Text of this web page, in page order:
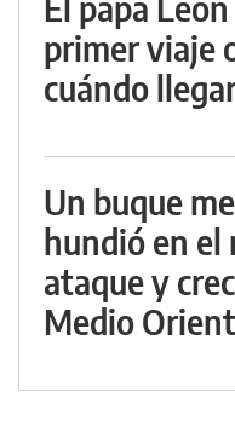
primer viaje
cuándo
Un buque
hundió en el
ataque y
Medio